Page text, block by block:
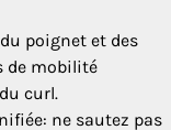
poignet et des
de mobilité
curl.
ne sautez pas